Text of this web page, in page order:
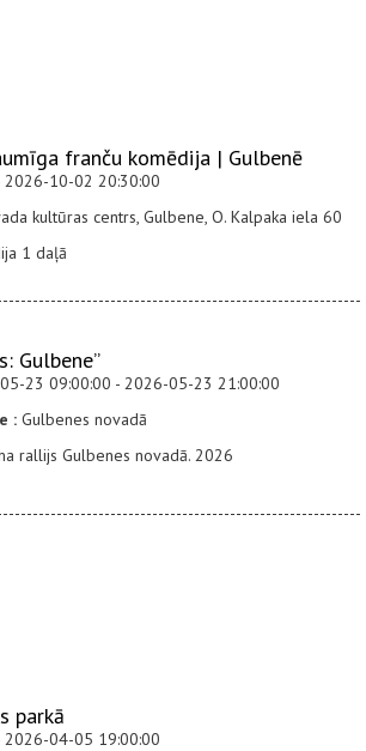
franču komēdija | Gulbenē
10-02 20:30:00
kultūras centrs, Gulbene, O. Kalpaka iela 60
1 daļā
Gulbene”
23 09:00:00 - 2026-05-23 21:00:00
: Gulbenes novadā
rallijs Gulbenes novadā. 2026
parkā
04-05 19:00:00